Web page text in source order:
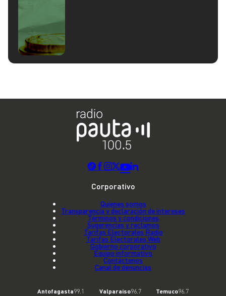
Corporativo
Quienes somos
Transparencia y declaración de intereses
Términos y condiciones
Sugerencias y reclamos
Tarifas Electorales Radio
Tarifas Electorales Web
Gobierno corporativo
Equipo informativo
Contáctenos
Canal de denuncias
Antofagasta99.1 Valparaíso96.7 Temuco96.7